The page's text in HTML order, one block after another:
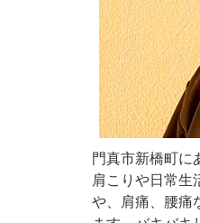
門真市新橋町に
肩こりや日常生
や、肩痛、腰痛